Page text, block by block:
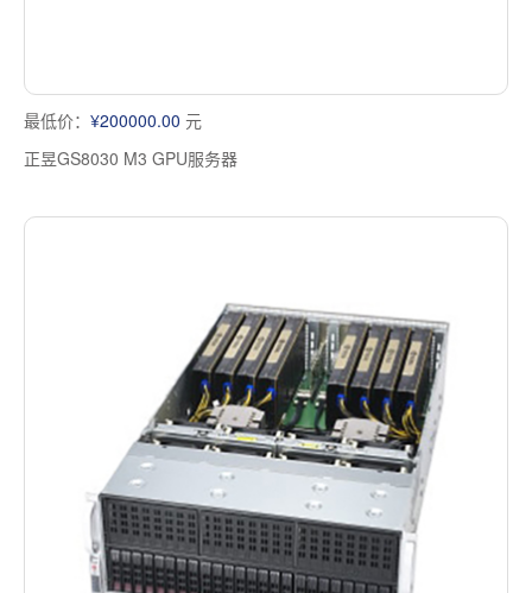
最低价： ¥200000.00 元
正昱GS8030 M3 GPU服务器